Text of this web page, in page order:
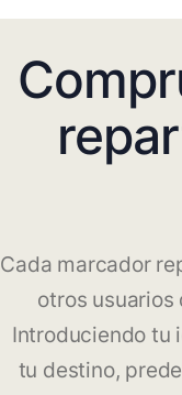
Cada marcador
otros
Introduciendo tu
tu destino,